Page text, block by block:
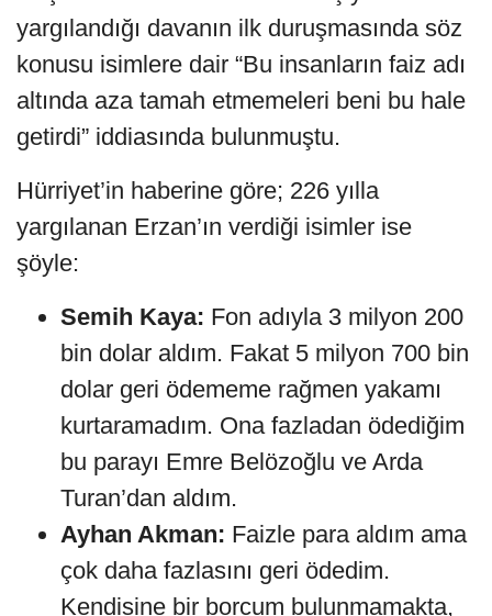
yargılandığı davanın ilk duruşmasında söz
konusu isimlere dair “Bu insanların faiz adı
altında aza tamah etmemeleri beni bu hale
getirdi” iddiasında bulunmuştu.
Hürriyet’in haberine göre; 226 yılla
yargılanan Erzan’ın verdiği isimler ise
şöyle:
Semih Kaya: Fon adıyla 3 milyon 200
bin dolar aldım. Fakat 5 milyon 700 bin
dolar geri ödememe rağmen yakamı
kurtaramadım. Ona fazladan ödediğim
bu parayı Emre Belözoğlu ve Arda
Turan’dan aldım.
Ayhan Akman: Faizle para aldım ama
çok daha fazlasını geri ödedim.
Kendisine bir borcum bulunmamakta,